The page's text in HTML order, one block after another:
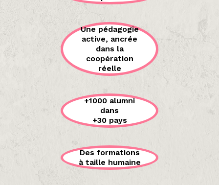
Une pédagogie
active, ancrée
dans la
coopération
réelle
+1000 alumni
dans
+30 pays
Des formations
à taille humaine